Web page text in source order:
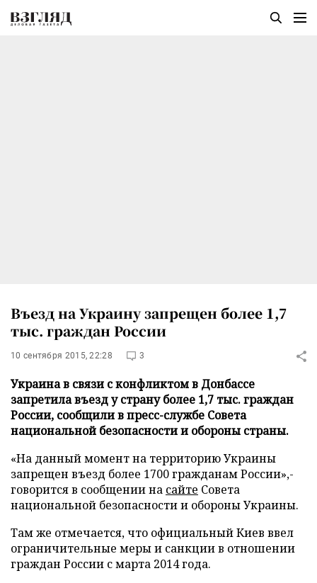
Въезд на Украину запрещен более 1,7
тыс. граждан России
10 сентября 2015, 22:28 3
Украина в связи с конфликтом в Донбассе
запретила въезд у страну более 1,7 тыс. граждан
России, сообщили в пресс-службе Совета
национальной безопасности и обороны страны.
«На данный момент на территорию Украины
запрещен въезд более 1700 гражданам России»,-
говорится в сообщении на сайте Совета
национальной безопасности и обороны Украины.
Там же отмечается, что официальный Киев ввел
ограничительные меры и санкции в отношении
граждан России с марта 2014 года.